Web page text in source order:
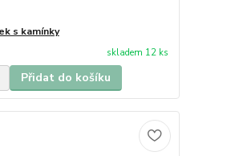
s kamínky
skladem 12 ks
Přidat do košíku